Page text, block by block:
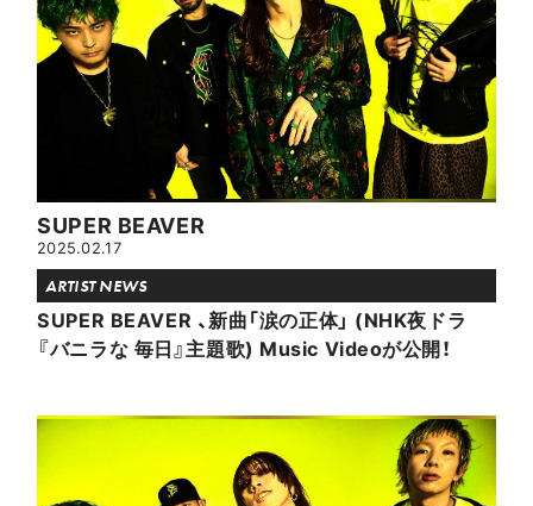
SUPER BEAVER
2025.02.17
ARTIST NEWS
SUPER BEAVER 、新曲「涙の正体」 (NHK夜ドラ
『バニラな 毎日』主題歌) Music Videoが公開！